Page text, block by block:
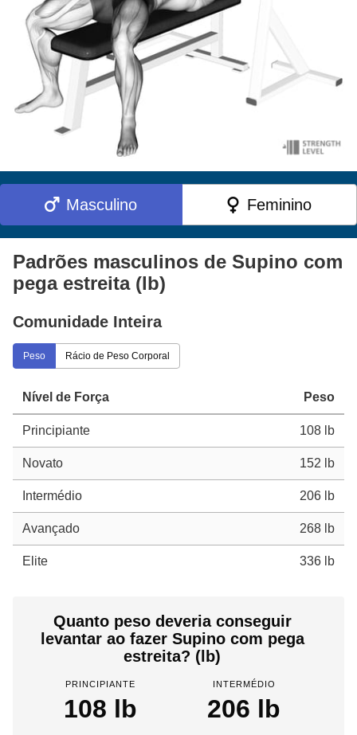
Masculino Feminino
Padrões masculinos de Supino com
pega estreita (lb)
Comunidade Inteira
Peso Rácio de Peso Corporal
Nível de Força Peso
Principiante 108 lb
Novato 152 lb
Intermédio 206 lb
Avançado 268 lb
Elite 336 lb
Quanto peso deveria conseguir
levantar ao fazer Supino com pega
estreita? (lb)
PRINCIPIANTE
108 lb
INTERMÉDIO
206 lb